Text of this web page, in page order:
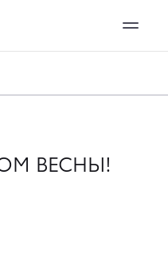
ВЕСНЫ!